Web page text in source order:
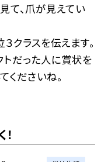
て、爪が見えてい
ラスを伝えます。
トだった人に賞状を
くださいね。